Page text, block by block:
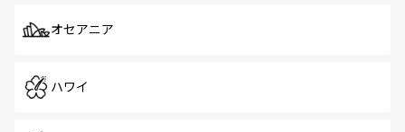
オセアニア
ハワイ